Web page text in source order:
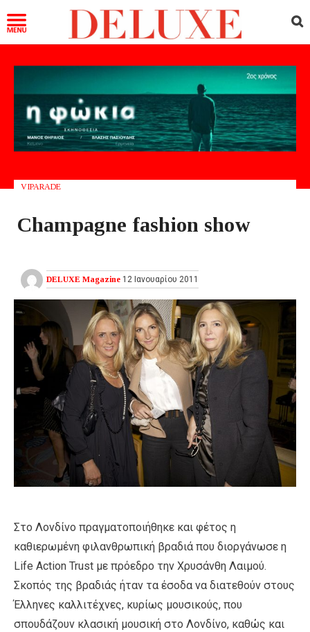
VIPARADE
Champagne fashion show
DELUXE Magazine 12 Ιανουαρίου 2011
Στο Λονδίνο πραγματοποιήθηκε και φέτος η
καθιερωμένη φιλανθρωπική βραδιά που διοργάνωσε η
Life Action Trust με πρόεδρο την Χρυσάνθη Λαιμού.
Σκοπός της βραδιάς ήταν τα έσοδα να διατεθούν στους
Έλληνες καλλιτέχνες, κυρίως μουσικούς, που
σπουδάζουν κλασική μουσική στο Λονδίνο, καθώς και